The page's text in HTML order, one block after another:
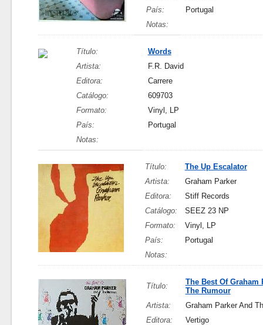
País:
Portugal
Notas:
Título:
Words
Artista:
F.R. David
Editora:
Carrere
Catálogo:
609703
Formato:
Vinyl, LP
País:
Portugal
Notas:
Título:
The Up Escalator
Artista:
Graham Parker
Editora:
Stiff Records
Catálogo:
SEEZ 23 NP
Formato:
Vinyl, LP
País:
Portugal
Notas:
Título:
The Best Of Graham
The Rumour
Artista:
Graham Parker And
Editora:
Vertigo